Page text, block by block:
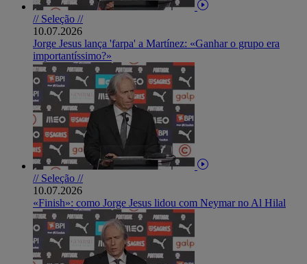
// Seleção //
10.07.2026
Jorge Jesus lança 'farpa' a Martínez: «Ganhar o grupo era
importantíssimo?»
// Seleção //
10.07.2026
«Finish»: como Jorge Jesus lidou com Neymar no Al Hilal